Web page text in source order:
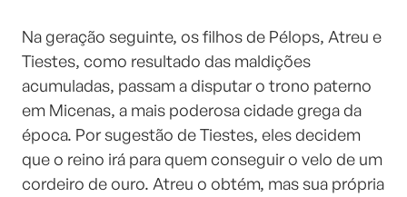
Na geração seguinte, os filhos de Pélops, Atreu e
Tiestes, como resultado das maldições
acumuladas, passam a disputar o trono paterno
em Micenas, a mais poderosa cidade grega da
época. Por sugestão de Tiestes, eles decidem
que o reino irá para quem conseguir o velo de um
cordeiro de ouro. Atreu o obtém, mas sua própria